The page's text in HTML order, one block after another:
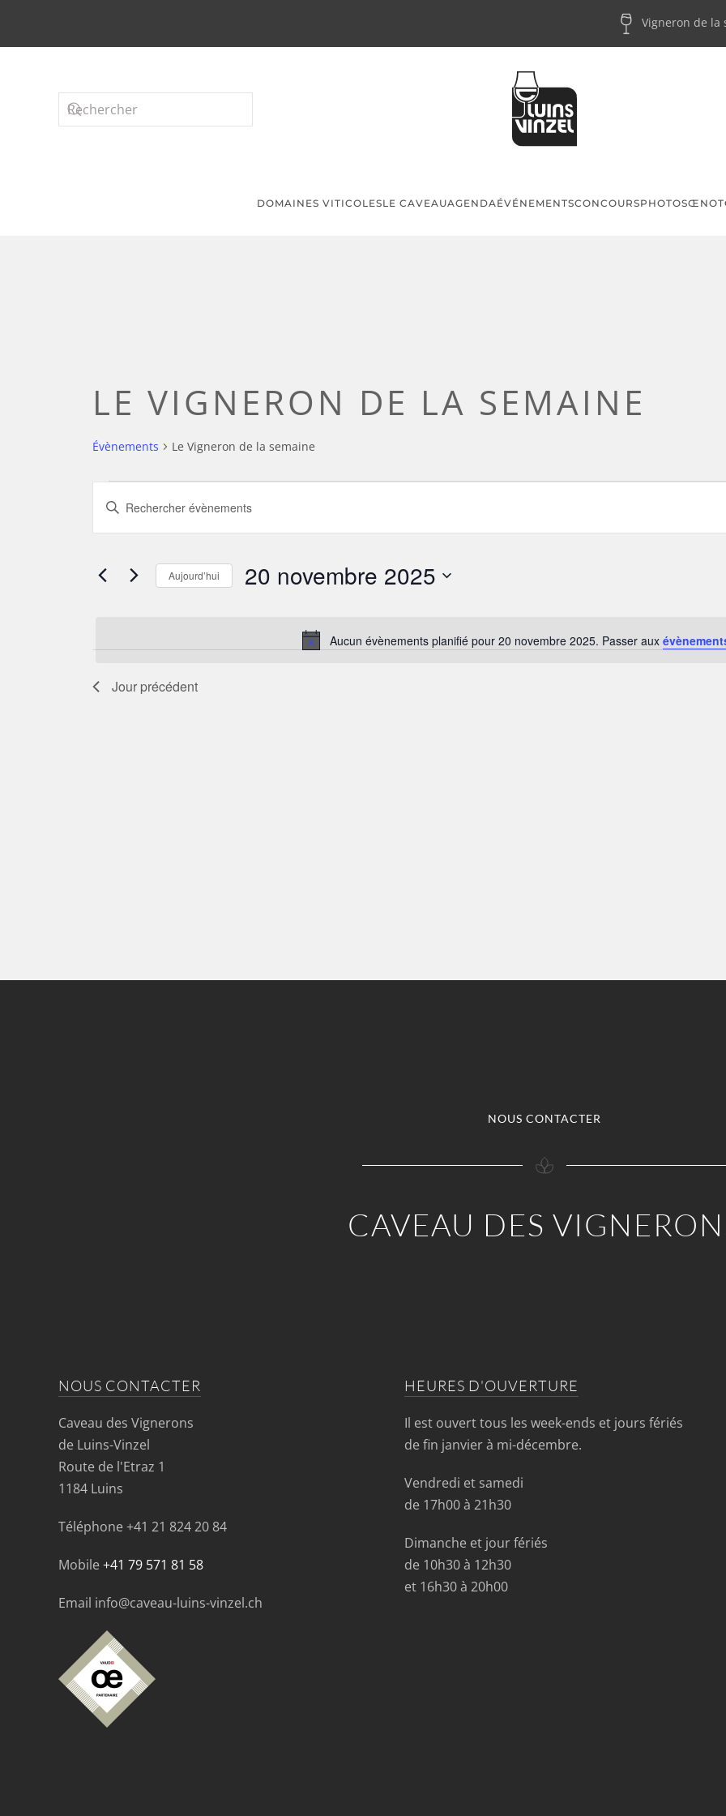
Passer au contenu principal
Vigneron de la
DOMAINES VITICOLESLE CAVEAUAGENDAÉVÉNEMENTSCONCOURSPHOTOS
LE VIGNERON DE LA SEMAINE
Évènements Le Vigneron de la semaine
ÉVÈNEMENTS
FOR
20
2025
Notice
Aucun évènements planifié pour 20 novembre 2025. Passer aux
RECHERCHE
NAVIGATION
VUES
Saisir
Rechercher
Évènements
clé.
Aujourd’hui 20 novembre 2025
date.
Jour précédent
NOUS CONTACTER
CAVEAU DES
NOUS CONTACTER
Caveau des Vignerons
de Luins-Vinzel
Route de l'Etraz 1
1184 Luins
Téléphone +41 21 824 20 84
Mobile +41 79 571 81 58
Email info@caveau-luins-vinzel.ch
HEURES D'OUVERTURE
Il est ouvert tous les week-ends et jours fériés
de fin janvier à mi-décembre.
Vendredi et samedi
de 17h00 à 21h30
Dimanche et jour fériés
de 10h30 à 12h30
et 16h30 à 20h00